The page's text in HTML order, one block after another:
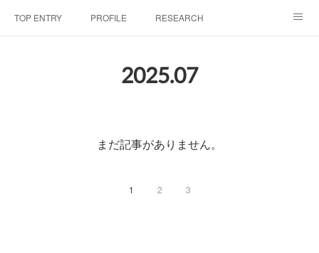
TOP ENTRY PROFILE RESEARCH
MEDIA LINKS
2025.07
まだ記事がありません。
1 2 3